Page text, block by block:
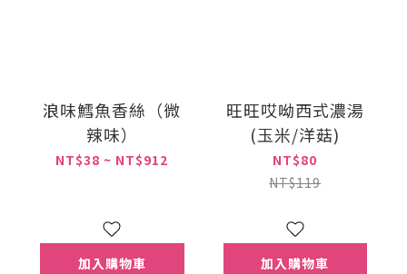
浪味鱈魚香絲（微
辣味）
NT$38 ~ NT$912
加入購物車
旺旺哎呦西式濃湯
(玉米/洋菇)
NT$80
NT$119
加入購物車